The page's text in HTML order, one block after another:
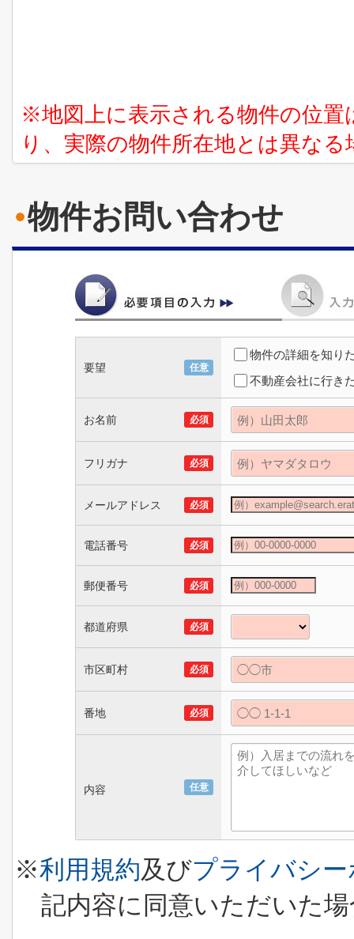
※地図上に表示される物件の位
り、実際の物件所在地とは異な
物件お問い合わせ
要望 任意
物件の詳細を知り
不動産会社に行き
お名前 必須
フリガナ 必須
メールアドレス 必須
電話番号 必須
郵便番号 必須
都道府県 必須
市区町村 必須
番地 必須
内容 任意
※利用規約及びプライバシ
記内容に同意いただいた